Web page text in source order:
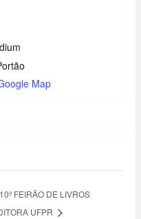
Map
10º FEIRÃO DE LIVROS
UFPR